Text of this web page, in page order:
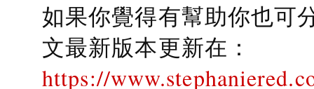
如果你覺得有幫助你也可
文最新版本更新在：
https://